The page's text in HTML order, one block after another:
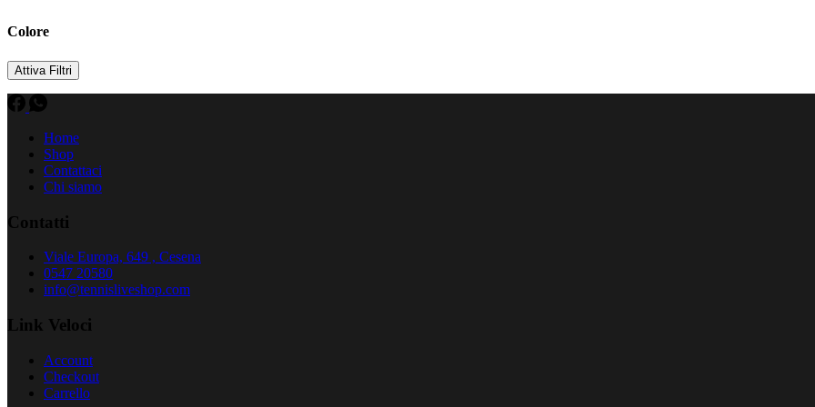
Colore
Attiva Filtri
Home
Shop
Contattaci
Chi siamo
Contatti
Viale Europa, 649 , Cesena
0547 20580
info@tennisliveshop.com
Link Veloci
Account
Checkout
Carrello